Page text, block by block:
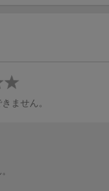
ません。